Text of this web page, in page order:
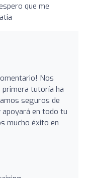
que me
Nos
primera tutoría ha
seguros de
apoyará en todo tu
mucho éxito en